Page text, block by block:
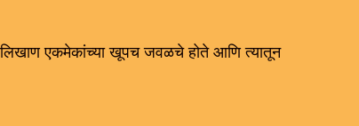
लिखाण एकमेकांच्या खूपच जवळचे होते आणि त्यातून